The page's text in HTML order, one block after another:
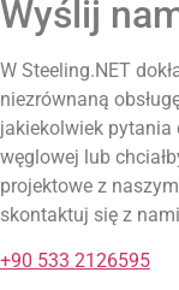
Wyślij
W Steeling.NET
niezrównaną
jakiekolwiek pytania
węglowej lub
projektowe z
skontaktuj się z
+90 533 2126595